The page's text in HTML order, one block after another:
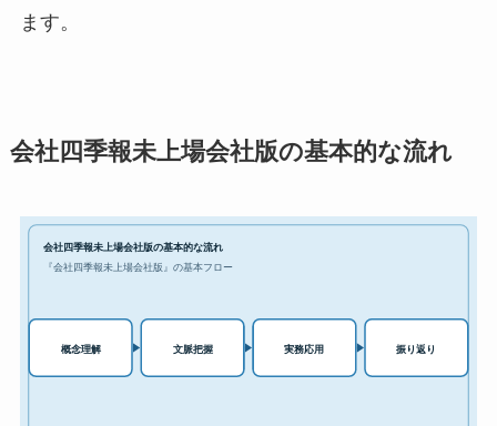
ます。
会社四季報未上場会社版の基本的な流れ
会社四季報未上場会社版の基本的な流れ
『会社四季報未上場会社版』の基本フロー
概念理解 文脈把握 実務応用 振り返り